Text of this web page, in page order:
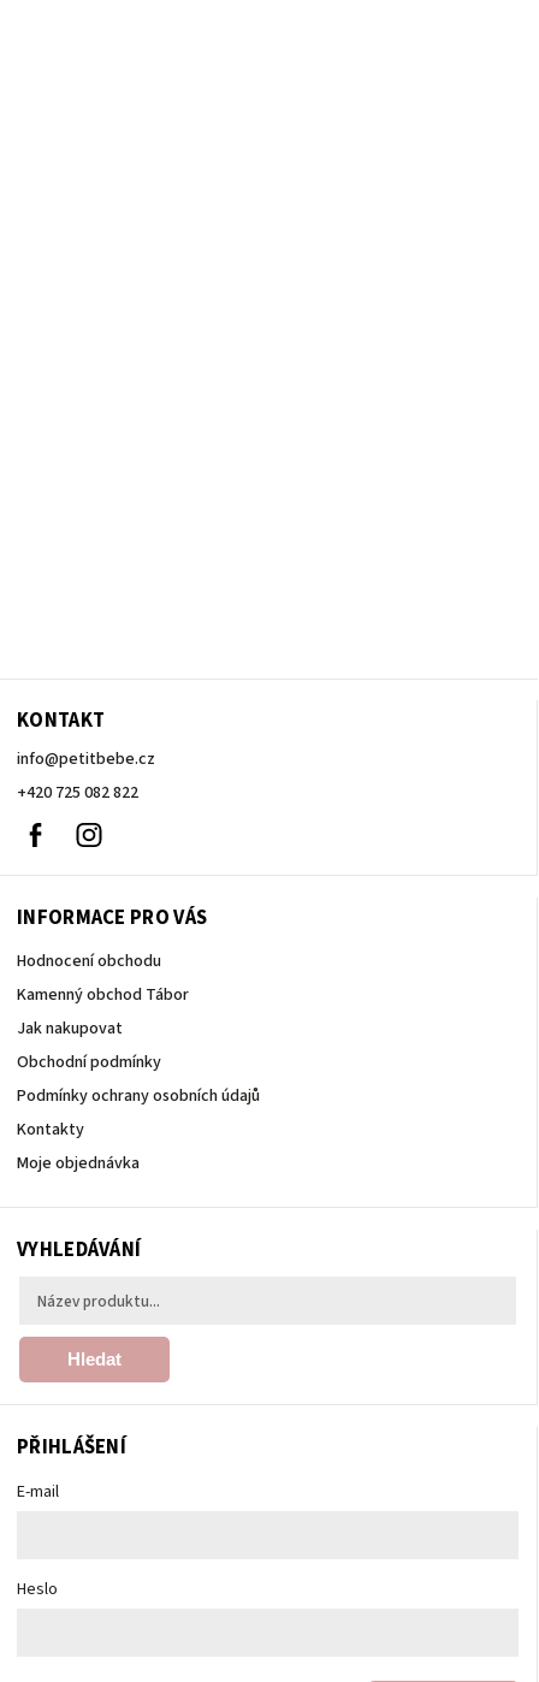
KONTAKT
info@petitbebe.cz
+420 725 082 822
Facebook
INFORMACE PRO VÁS
Hodnocení obchodu
Kamenný obchod Tábor
Jak nakupovat
Obchodní podmínky
Podmínky ochrany osobních údajů
Kontakty
Moje objednávka
VYHLEDÁVÁNÍ
Hledat
PŘIHLÁŠENÍ
E-mail
Heslo